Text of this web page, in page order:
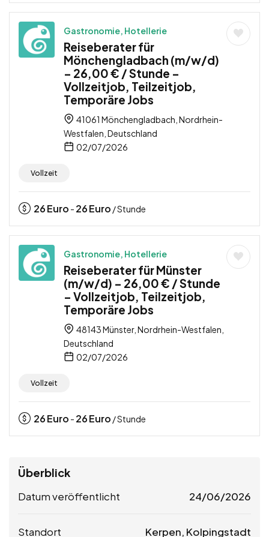
Gastronomie, Hotellerie
Reiseberater für
Mönchengladbach (m/w/d)
– 26,00 € / Stunde –
Vollzeitjob, Teilzeitjob,
Temporäre Jobs
41061 Mönchengladbach, Nordrhein-
Westfalen, Deutschland
02/07/2026
Vollzeit
26Euro - 26Euro / Stunde
Gastronomie, Hotellerie
Reiseberater für Münster
(m/w/d) – 26,00 € / Stunde
– Vollzeitjob, Teilzeitjob,
Temporäre Jobs
48143 Münster, Nordrhein-Westfalen,
Deutschland
02/07/2026
Vollzeit
26Euro - 26Euro / Stunde
Überblick
Datum veröffentlicht 24/06/2026
Standort Kerpen, Kolpingstadt